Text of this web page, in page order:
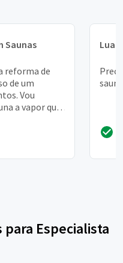
Saunas
reforma de
de um
Vou
a vapor que
Especialista